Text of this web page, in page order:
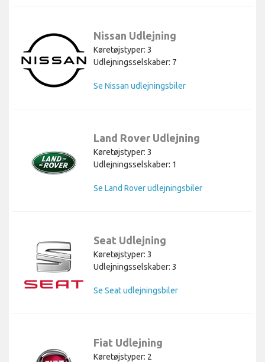
Nissan Udlejning
Køretøjstyper: 3
Udlejningsselskaber: 7
Se Nissan udlejningsbiler
Land Rover Udlejning
Køretøjstyper: 3
Udlejningsselskaber: 1
Se Land Rover udlejningsbiler
Seat Udlejning
Køretøjstyper: 3
Udlejningsselskaber: 3
Se Seat udlejningsbiler
Fiat Udlejning
Køretøjstyper: 2